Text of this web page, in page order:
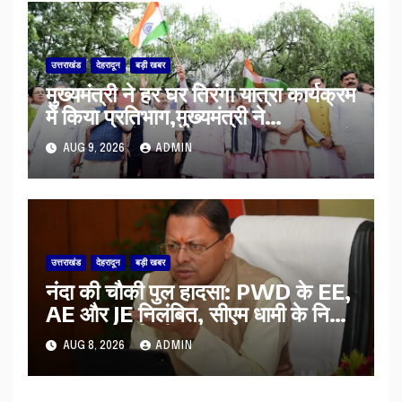
उत्तराखंड देहरादून बड़ी खबर
मुख्यमंत्री ने हर घर तिरंगा यात्रा कार्यक्रम
में किया प्रतिभाग,मुख्यमंत्री ने
प्रदेशवासियों से स्वतंत्रता दिवस पर अपने
घरों में तिरंगा फहराने का किया आवाह्न
AUG 9, 2026 ADMIN
उत्तराखंड देहरादून बड़ी खबर
नंदा की चौकी पुल हादसा: PWD के EE,
AE और JE निलंबित, सीएम धामी के निर्देश
पर सख्त कार्रवाई
AUG 8, 2026 ADMIN